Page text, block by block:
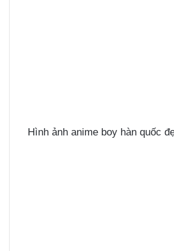
Hình ảnh anime boy hàn quốc